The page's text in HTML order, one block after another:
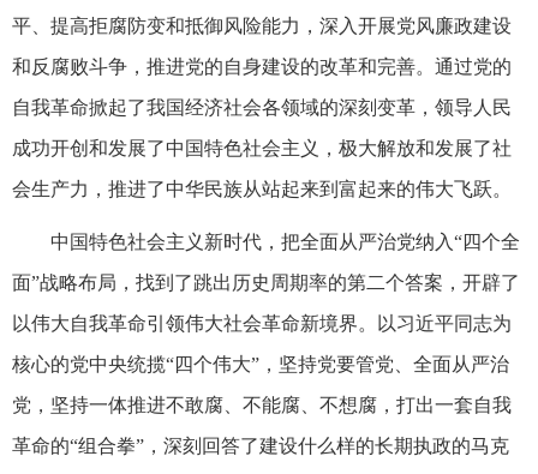
平、提高拒腐防变和抵御风险能力，深入开展党风廉政建设
和反腐败斗争，推进党的自身建设的改革和完善。通过党的
自我革命掀起了我国经济社会各领域的深刻变革，领导人民
成功开创和发展了中国特色社会主义，极大解放和发展了社
会生产力，推进了中华民族从站起来到富起来的伟大飞跃。
中国特色社会主义新时代，把全面从严治党纳入“四个全
面”战略布局，找到了跳出历史周期率的第二个答案，开辟了
以伟大自我革命引领伟大社会革命新境界。以习近平同志为
核心的党中央统揽“四个伟大”，坚持党要管党、全面从严治
党，坚持一体推进不敢腐、不能腐、不想腐，打出一套自我
革命的“组合拳”，深刻回答了建设什么样的长期执政的马克